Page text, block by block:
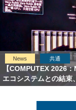
News 共通
【COMPUTEX 2026
エコシステムとの結束